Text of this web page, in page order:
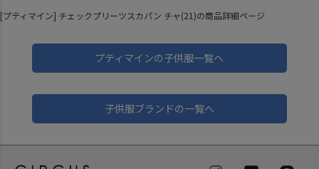
[プティマイン] チェックプリーツスカパン チャ(21)の商品詳細ページ
プティマインの子供服一覧へ
子供服ブランドの一覧へ